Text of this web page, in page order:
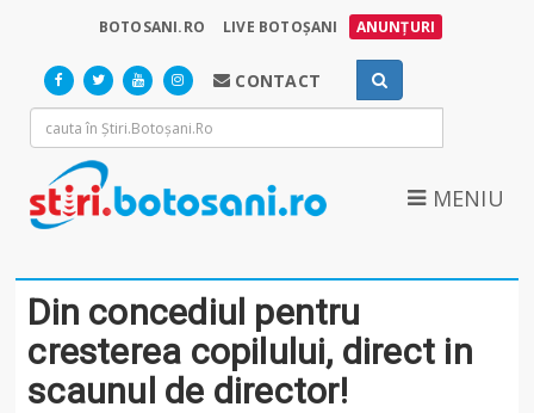
BOTOSANI.RO LIVE BOTOȘANI ANUNȚURI
CONTACT
MENIU
Din concediul pentru
cresterea copilului, direct in
scaunul de director!